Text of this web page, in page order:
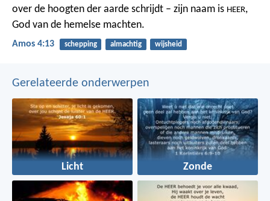
over de hoogten der aarde schrijdt – zijn naam is HEER,
God van de hemelse machten.
Amos 4:13 schepping almachtig wijsheid
Gerelateerde onderwerpen
Licht Zonde